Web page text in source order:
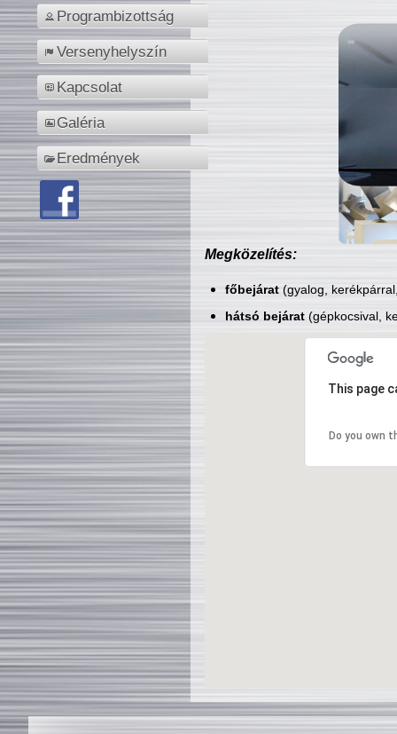
Programbizottság
Versenyhelyszín
Kapcsolat
Galéria
Eredmények
Megközelítés:
főbejárat(gyalog,
hátsó bejárat(gépkocsival,
This page
Do you own